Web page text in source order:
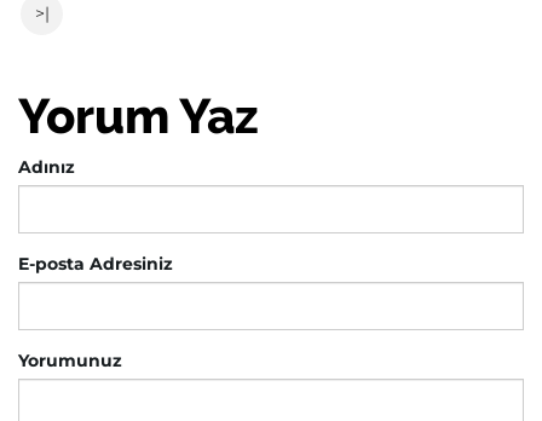
>|
Yorum Yaz
Adınız
E-posta Adresiniz
Yorumunuz